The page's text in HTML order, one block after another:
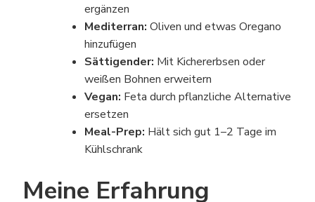
ergänzen
Mediterran: Oliven und etwas Oregano
hinzufügen
Sättigender: Mit Kichererbsen oder
weißen Bohnen erweitern
Vegan: Feta durch pflanzliche Alternative
ersetzen
Meal-Prep: Hält sich gut 1–2 Tage im
Kühlschrank
Meine Erfahrung